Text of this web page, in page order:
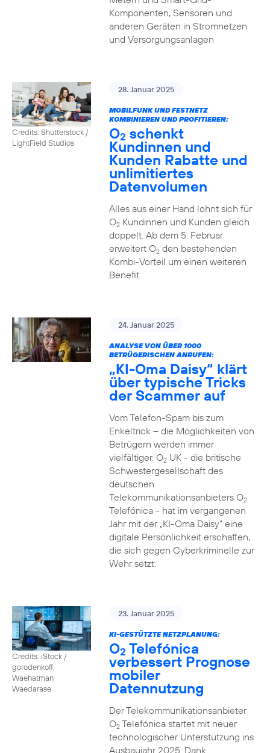
Komponenten, Sensoren und
anderen Geräten in Stromnetzen
und Versorgungsanlagen
Credits: Shutterstock /
LightField Studios
28. Januar 2025
MOBILFUNK UND FESTNETZ
KOMBINIEREN UND PROFITIEREN:
O2 schenkt
Kundinnen und
Kunden Rabatte und
unlimitiertes
Datenvolumen
Alles aus einer Hand lohnt sich für
O2Kundinnen und Kunden gleich
doppelt. Ab dem 5. Februar
erweitert O2den bestehenden
Kombi-Vorteil um einen weiteren
Benefit.
24. Januar 2025
ANALYSE VON ÜBER 1000
BETRÜGERISCHEN ANRUFEN:
„KI-Oma Daisy“ klärt
über typische Tricks
der Scammer auf
Vom Telefon-Spam bis zum
Enkeltrick – die Möglichkeiten von
Betrügern werden immer
vielfältiger. O2UK - die britische
Schwestergesellschaft des
deutschen
Telekommunikationsanbieters O2
Telefónica - hat im vergangenen
Jahr mit der „KI-Oma Daisy“ eine
digitale Persönlichkeit erschaffen,
die sich gegen Cyberkriminelle zur
Wehr setzt.
Credits: iStock /
gorodenkoff,
Waehatman
Waedarase
23. Januar 2025
KI-GESTÜTZTE NETZPLANUNG:
O2 Telefónica
verbessert Prognose
mobiler
Datennutzung
Der Telekommunikationsanbieter
O2Telefónica startet mit neuer
technologischer Unterstützung ins
Ausbaujahr 2025: Dank